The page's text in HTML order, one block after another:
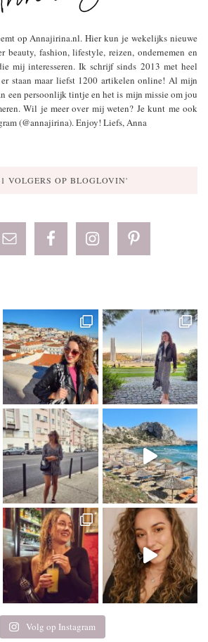
op Annajirina.nl. Hier kun je wekelijks nieuwe
beauty, fashion, lifestyle, reizen, ondernemen en
mij interesseren. Ik schrijf sinds 2013 met heel
staan maar liefst 1200 artikelen online! Al mijn
een persoonlijk tintje en het is mijn missie om jou
Wil je meer over mij weten? Je kunt me ook
(@annajirina). Enjoy! Liefs, Anna
VOLGERS OP BLOGLOVIN'
Volg op Instagram